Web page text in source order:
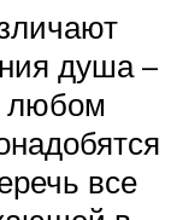
душа –
любом
все